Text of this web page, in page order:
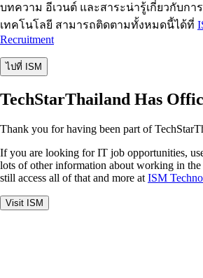
บทความ อีเวนต์ และสาระน่ารู้เกี่ยวกับกา
เทคโนโลยี สามารถติดตามทั้งหมดนี้ได้ที่
Recruitment
ไปที่ ISM
TechStarThailand Has
Thank you for having been part of
If you are looking for IT job opportunities,
lots of other information about working in the
still access all of that and more at ISM
Visit ISM